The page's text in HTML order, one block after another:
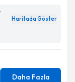
Haritada Göster
Daha Fazla